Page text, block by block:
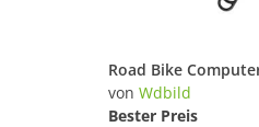
von Wdbild
Bester Preis